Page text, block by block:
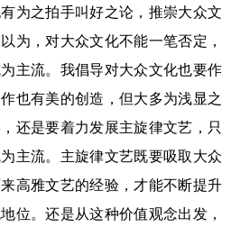
为之拍手叫好之论，推崇大众文
为，对大众文化不能一笔否定，
主流。我倡导对大众文化也要作
也有美的创造，但大多为浅显之
还是要着力发展主旋律文艺，只
主流。主旋律文艺既要吸取大众
高雅文艺的经验，才能不断提升
位。还是从这种价值观念出发，